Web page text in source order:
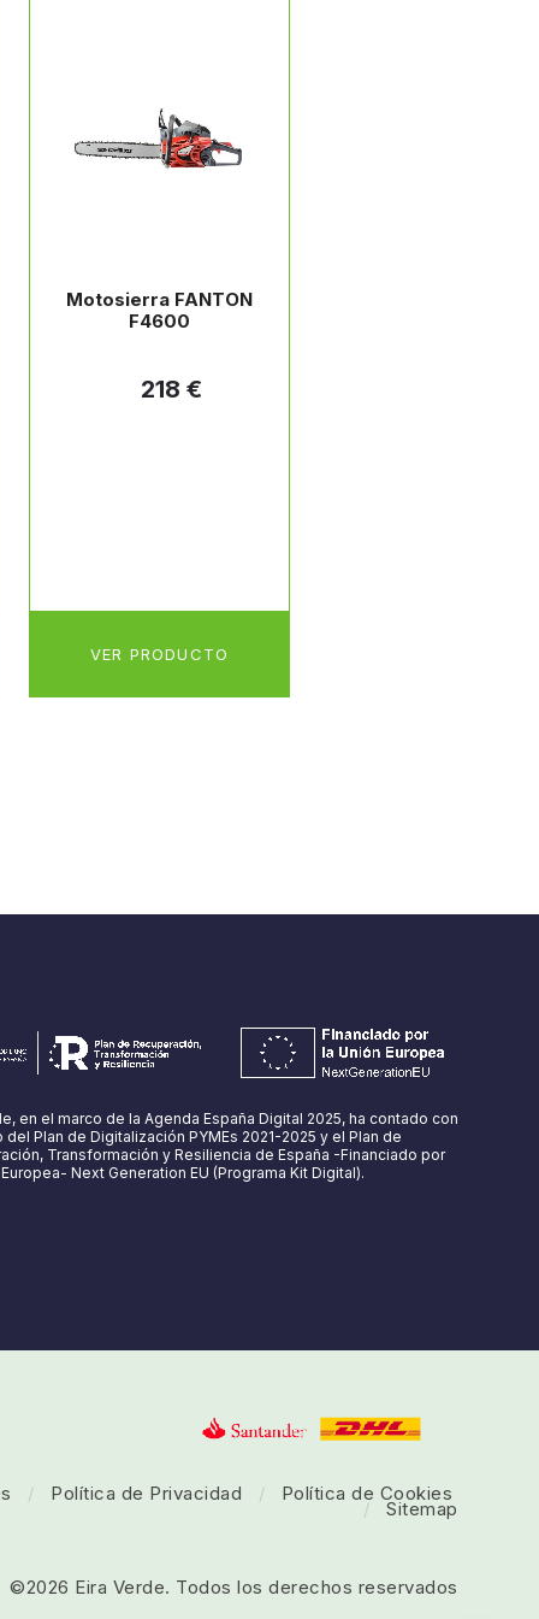
Motosierra FANTON
F4600
218 €
VER PRODUCTO
en el marco de la Agenda España Digital 2025, ha contado con
del Plan de Digitalización PYMEs 2021-2025 y el Plan de
Transformación y Resiliencia de España -Financiado por
Next Generation EU (Programa Kit Digital).
/ Política de Privacidad / Política de Cookies
/Sitemap
©2026 Eira Verde. Todos los derechos reservados